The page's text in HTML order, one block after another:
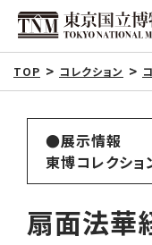
TOP コレクション
●展示情報
東博コレクシ
扇面法華